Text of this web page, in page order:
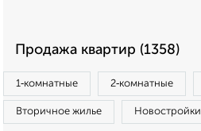
Продажа квартир (1358)
1‑комнатные 2‑комнатные
Вторичное жилье Новостройки